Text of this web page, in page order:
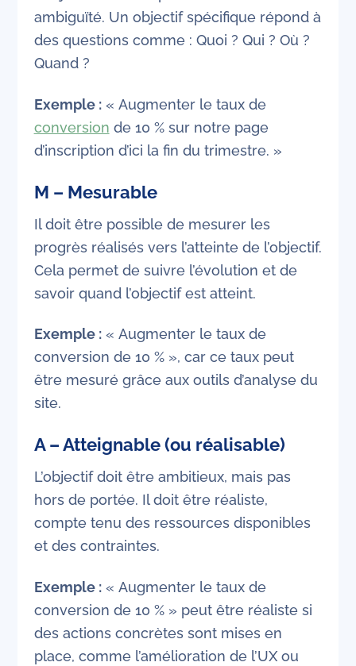
ambiguïté. Un objectif spécifique répond à
des questions comme : Quoi ? Qui ? Où ?
Quand ?
Exemple :« Augmenter le taux de
conversion de 10 % sur notre page
d’inscription d’ici la fin du trimestre. »
M – Mesurable
Il doit être possible de mesurer les
progrès réalisés vers l’atteinte de l’objectif.
Cela permet de suivre l’évolution et de
savoir quand l’objectif est atteint.
Exemple :« Augmenter le taux de
conversion de 10 % », car ce taux peut
être mesuré grâce aux outils d’analyse du
site.
A – Atteignable (ou réalisable)
L’objectif doit être ambitieux, mais pas
hors de portée. Il doit être réaliste,
compte tenu des ressources disponibles
et des contraintes.
Exemple :« Augmenter le taux de
conversion de 10 % » peut être réaliste si
des actions concrètes sont mises en
place, comme l’amélioration de l’UX ou